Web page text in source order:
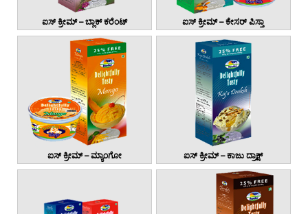
ಐಸ್ ಕ್ರೀಮ್ – ಬ್ಲಾಕ್ ಕರೆಂಟ್ ಐಸ್ ಕ್ರೀಮ್ – ಕೇಸರ್ ಪಿಸ್ತಾ
ಐಸ್ ಕ್ರೀಮ್ – ಮ್ಯಾಂಗೋ ಐಸ್ ಕ್ರೀಮ್ – ಕಾಜು ದ್ರಾಕ್ಷ್